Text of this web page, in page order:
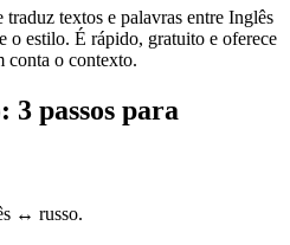
textos e palavras entre Inglês
o estilo. É rápido, gratuito e oferece
conta o contexto.
passos para
↔ russo.